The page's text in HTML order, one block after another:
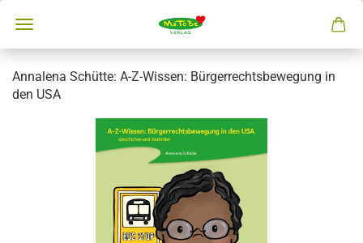
Annalena Schütte: A-Z-Wissen: Bürgerrechtsbewegung in
den USA